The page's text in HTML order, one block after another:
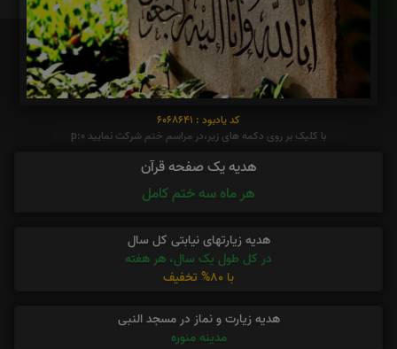
کد یادبود : 6068641
با کلیک بر روی دکمه های زیر،در مراسم ختم شرکت نمایید p:0
هدیه یک صفحه قرآن
هر ماه سه ختم کامل
هدیه زیارتهای نیابتی کل سال
در کل طول یک سال، هر هفته
با 80% تخفیف
هدیه زیارت و نماز در مسجد النبی
مدینه منوره